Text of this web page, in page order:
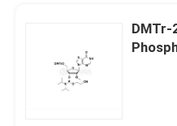
Produits
DMTr-